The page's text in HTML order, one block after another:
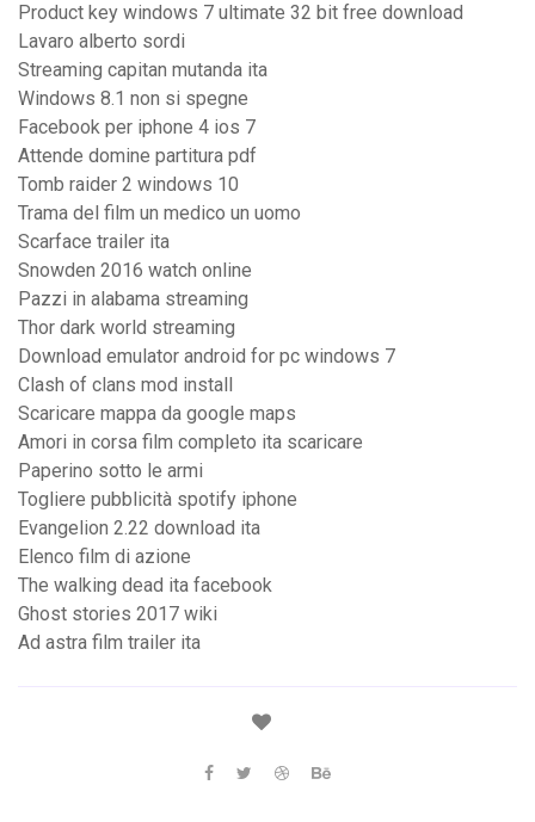
Product key windows 7 ultimate 32 bit free download
Lavaro alberto sordi
Streaming capitan mutanda ita
Windows 8.1 non si spegne
Facebook per iphone 4 ios 7
Attende domine partitura pdf
Tomb raider 2 windows 10
Trama del film un medico un uomo
Scarface trailer ita
Snowden 2016 watch online
Pazzi in alabama streaming
Thor dark world streaming
Download emulator android for pc windows 7
Clash of clans mod install
Scaricare mappa da google maps
Amori in corsa film completo ita scaricare
Paperino sotto le armi
Togliere pubblicità spotify iphone
Evangelion 2.22 download ita
Elenco film di azione
The walking dead ita facebook
Ghost stories 2017 wiki
Ad astra film trailer ita